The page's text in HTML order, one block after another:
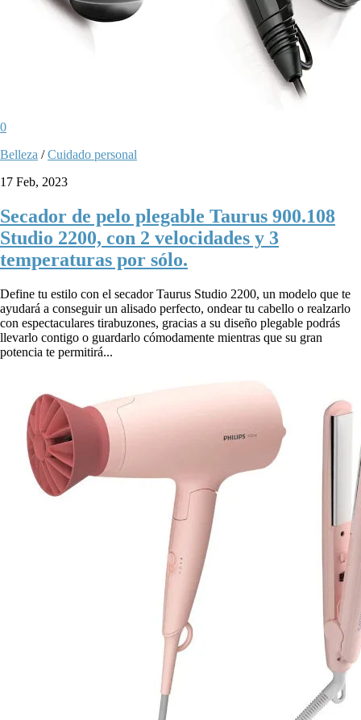
0
Belleza /Cuidado personal
17 Feb, 2023
Secador de pelo plegable Taurus 900.108
Studio 2200, con 2 velocidades y 3
temperaturas por sólo.
Define tu estilo con el secador Taurus Studio 2200, un modelo que te
ayudará a conseguir un alisado perfecto, ondear tu cabello o realzarlo
con espectaculares tirabuzones, gracias a su diseño plegable podrás
llevarlo contigo o guardarlo cómodamente mientras que su gran
potencia te permitirá...